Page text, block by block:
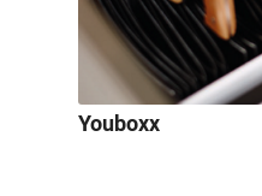
Youboxx